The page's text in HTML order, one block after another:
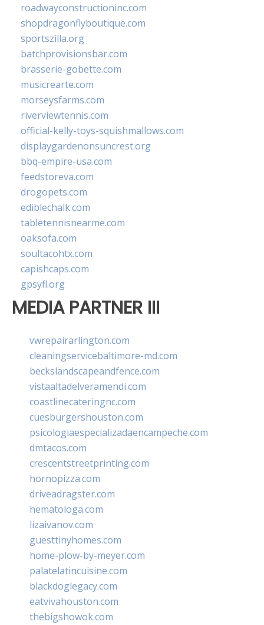
roadwayconstructioninc.com
shopdragonflyboutique.com
sportszilla.org
batchprovisionsbar.com
brasserie-gobette.com
musicrearte.com
morseysfarms.com
riverviewtennis.com
official-kelly-toys-squishmallows.com
displaygardenonsuncrest.org
bbq-empire-usa.com
feedstoreva.com
drogopets.com
ediblechalk.com
tabletennisnearme.com
oaksofa.com
soultacohtx.com
capishcaps.com
gpsyfl.org
MEDIA PARTNER III
vwrepairarlington.com
cleaningservicebaltimore-md.com
beckslandscapeandfence.com
vistaaltadelveramendi.com
coastlinecateringnc.com
cuesburgershouston.com
psicologiaespecializadaencampeche.com
dmtacos.com
crescentstreetprinting.com
hornopizza.com
driveadragster.com
hematologa.com
lizaivanov.com
guesttinyhomes.com
home-plow-by-meyer.com
palatelatincuisine.com
blackdoglegacy.com
eatvivahouston.com
thebigshowok.com